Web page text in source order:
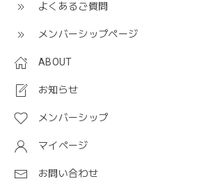
よくあるご質問
メンバーシップページ
ABOUT
お知らせ
メンバーシップ
マイページ
お問い合わせ